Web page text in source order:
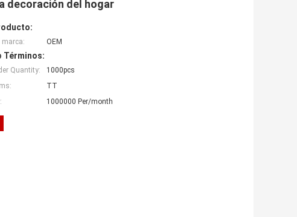
decoración del hogar
marca: OEM
Términos:
Quantity:
1000pcs
TT
1000000 Per/month